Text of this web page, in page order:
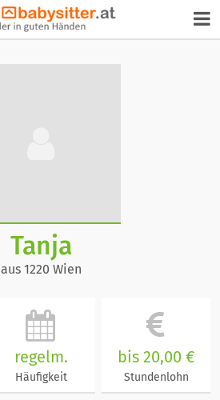
Tanja
aus 1220 Wien
regelm.
Häufigkeit
bis 20,00 €
Stundenlohn